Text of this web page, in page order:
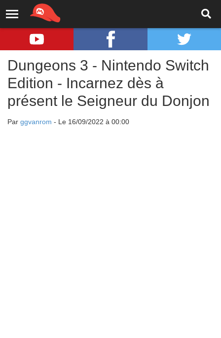
Dungeons 3 - Nintendo Switch
Edition - Incarnez dès à
présent le Seigneur du Donjon
Par ggvanrom - Le 16/09/2022 à 00:00